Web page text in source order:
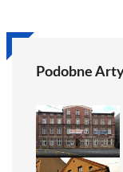
Podobne